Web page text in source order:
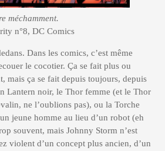
méchamment.
n°8, DC Comics
Dans les comics, c’est même
le cocotier. Ça se fait plus ou
mais ça se fait depuis toujours, depuis
Lantern noir, le Thor femme (et le Thor
ne l’oublions pas), ou la Torche
jeune homme au lieu d’un robot (eh
souvent, mais Johnny Storm n’est
violent d’un concept plus ancien, d’un